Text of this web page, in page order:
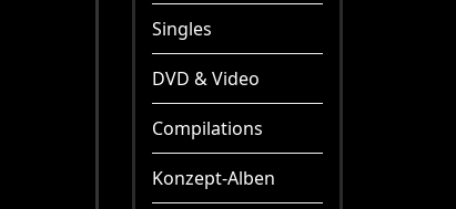
Singles
DVD & Video
Compilations
Konzept-Alben